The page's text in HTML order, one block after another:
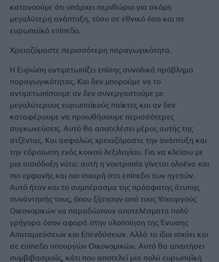
κατανοούμε ότι υπάρχει περιθώριο για ακόμη
μεγαλύτερη ανάπτυξη, τόσο σε εθνικό όσο και σε
ευρωπαϊκό επίπεδο.
Χρειαζόμαστε περισσότερη παραγωγικότητα.
Η Ευρώπη αντιμετωπίζει επίσης συνολικά πρόβλημα
παραγωγικότητας. Και δεν μπορούμε να το
αντιμετωπίσουμε αν δεν συνεργαστούμε με
μεγαλύτερους ευρωπαϊκούς παίκτες και αν δεν
καταφέρουμε να προωθήσουμε περισσότερες
συγχωνεύσεις. Αυτό θα αποτελέσει μέρος αυτής της
ατζέντας. Και ασφαλώς χρειαζόμαστε την ανάπτυξη και
την εδραίωση ενός κοινού λεξιλογίου. Για να κλείσω με
μια αισιόδοξη νότα: αυτή η νοοτροπία γίνεται ολοένα και
πιο εμφανής και πιο ισχυρή στο επίπεδο των ηγετών.
Αυτό ήταν και το συμπέρασμα της πρόσφατης άτυπης
συνάντησής τους, όπου ζήτησαν από τους Υπουργούς
Οικονομικών να παραδώσουν αποτελέσματα πολύ
γρήγορα όσον αφορά στην υλοποίηση της Ένωσης
Αποταμιεύσεων και Επενδύσεων. Αλλά το ίδιο ισχύει και
σε επίπεδο υπουργών Οικονομικών. Αυτό θα απαιτήσει
συμβιβασμούς, κάτι που αποτελεί μια πολύ ευρωπαϊκή